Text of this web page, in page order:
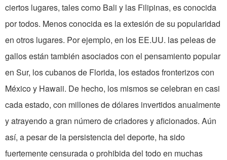
ciertos lugares, tales como Bali y las Fili­pinas, es conocida
por todos. Menos co­nocida es la extesión de su popularidad
en otros lugares. Por ejemplo, en los EE.UU. las peleas de
gallos están tam­bién asociados con el pensamiento popu­lar
en Sur, los cubanos de Florida, los es­tados fronterizos con
México y Hawaii. De hecho, los mismos se celebran en casi
cada estado, con millones de dólares invertidos anualmente
y atrayendo a gran número de criadores y aficionados. Aún
así, a pesar de la persistencia del de­porte, ha sido
fuertemente censurada o prohibida del todo en muchas